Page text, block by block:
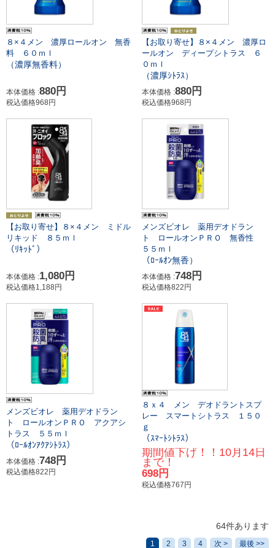
８×４メン 濃厚ロールオン 無香
料 ６０ｍｌ
（濃厚無香料）
本体価格 :880円
税込価格968円
【お取り寄せ】８×４メン 濃厚ロ
ールオン ディープシトラス ６
０ｍｌ
（濃厚ｼﾄﾗｽ）
本体価格 :880円
税込価格968円
【お取り寄せ】８×４メン ミドル
リキッド ８５ｍｌ
（ﾘｷｯﾄﾞ）
本体価格 :1,080円
税込価格1,188円
メンズビオレ 薬用デオドラン
ト ロールオンＰＲＯ 無香性
５５ｍｌ
（ﾛｰﾙｵﾝ無香）
本体価格 :748円
税込価格822円
メンズビオレ 薬用デオドラン
ト ロールオンＰＲＯ アクアシ
トラス ５５ｍｌ
（ﾛｰﾙｵﾝｱｸｱｼﾄﾗｽ）
本体価格 :748円
税込価格822円
８ｘ４ メン デオドラントスプ
レー スマートシトラス １５０
ｇ
（ｽﾏｰﾄｼﾄﾗｽ）
期間値下げ！！10月14日
まで！
698円
税込価格767円
64件あります
1 2 3 4 次 > 最後 >>